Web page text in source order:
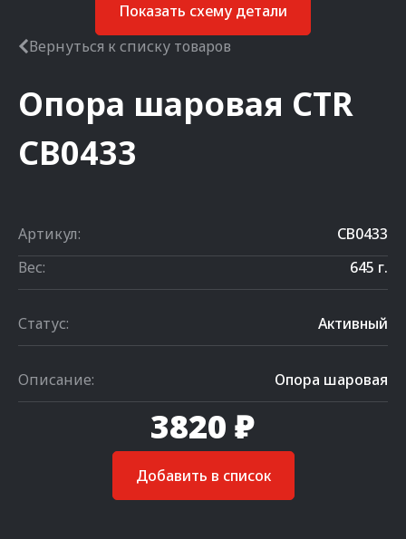
Показать схему детали
Вернуться к списку товаров
Опора шаровая CTR
CB0433
Артикул:
CB0433
Вес:
645 г.
Статус: Активный
Описание: Опора шаровая
3820 ₽
Добавить в список